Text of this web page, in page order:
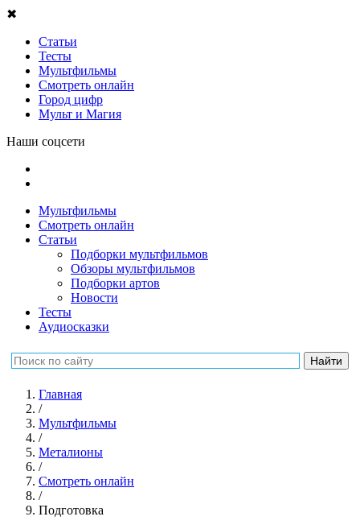
✖
Статьи
Тесты
Мультфильмы
Смотреть онлайн
Город цифр
Мульт и Магия
Наши соцсети
Мультфильмы
Смотреть онлайн
Статьи
Подборки мультфильмов
Обзоры мультфильмов
Подборки артов
Новости
Тесты
Аудиосказки
Главная
/
Мультфильмы
/
Металионы
/
Смотреть онлайн
/
Подготовка